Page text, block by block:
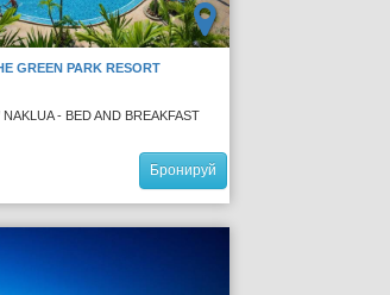
GREEN PARK RESORT
NAKLUA - BED AND BREAKFAST
Бронируй